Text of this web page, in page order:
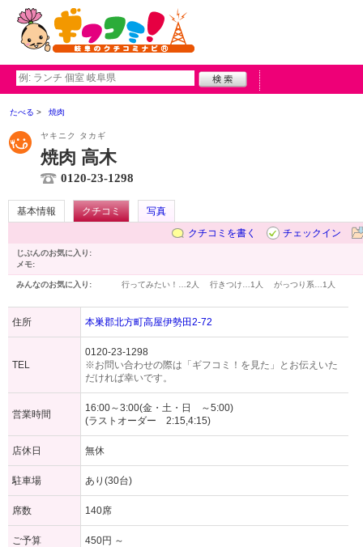
たべる 焼肉
ヤキニク タカギ
焼肉 高木
0120-23-1298
基本情報 クチコミ
写真
クチコミを書く
チェックイン
じぶんのお気に入り:
メモ:
みんなのお気に入り: 行ってみたい！… 2人 行きつけ… 1人 がっつり系… 1人
住所 本巣郡北方町高屋伊勢田2-72
TEL
0120-23-1298
※お問い合わせの際は「ギフコミ！を見た」とお伝えいた
だければ幸いです。
営業時間
16:00～3:00(金・土・日 ～5:00)
(ラストオーダー 2:15,4:15)
店休日 無休
駐車場 あり(30台)
席数 140席
ご予算 450円 ～